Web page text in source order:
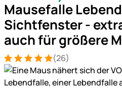
Mausefalle
Sichtfenster -
auch für größere
Bewertung: 5 von 5 (26
26 Bewertungen
(26)
Produktgalerie